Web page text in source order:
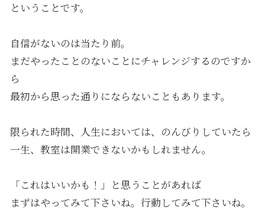
ということです。
自信がないのは当たり前。
まだやったことのないことにチャレンジするのですか
ら
最初から思った通りにならないこともあります。
限られた時間、人生においては、のんびりしていたら
一生、教室は開業できないかもしれません。
「これはいいかも！」と思うことがあれば
まずはやってみて下さいね。行動してみて下さいね。